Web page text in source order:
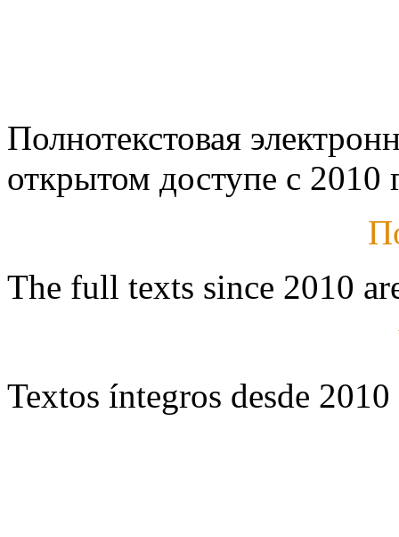
Полнотекстовая
открытом доступе с 2010
The full texts since 2010
Textos íntegros desde